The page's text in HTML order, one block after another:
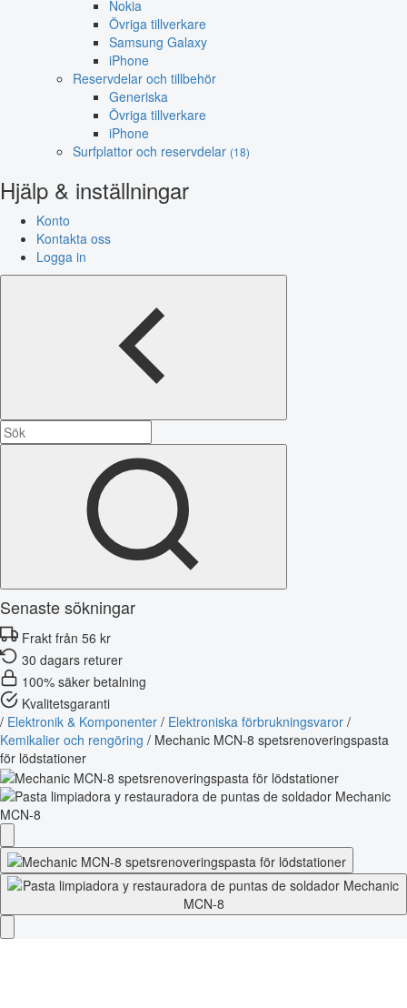
Nokia
Övriga tillverkare
Samsung Galaxy
iPhone
Reservdelar och tillbehör
Generiska
Övriga tillverkare
iPhone
Surfplattor och reservdelar (18)
Hjälp & inställningar
Konto
Kontakta oss
Logga in
Senaste sökningar
Frakt från 56 kr
30 dagars returer
100% säker betalning
Kvalitetsgaranti
/ Elektronik & Komponenter / Elektroniska förbrukningsvaror /
Kemikalier och rengöring / Mechanic MCN-8 spetsrenoveringspasta
för lödstationer